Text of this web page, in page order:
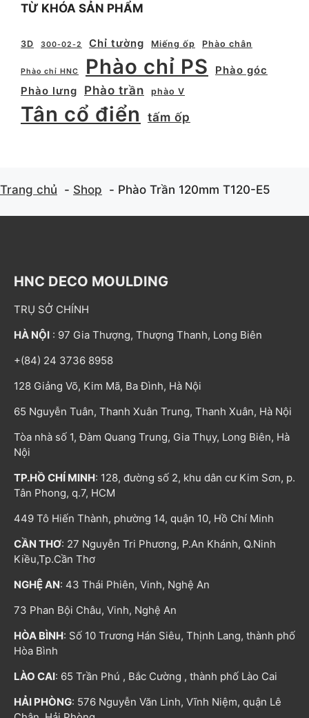
TỪ KHÓA SẢN PHẨM
3D 300-02-2 Chỉ tường Miếng ốp Phào chân
Phào chỉ HNC Phào chỉ PS
Phào góc
Phào lưng
Phào trần phào V
Tân cổ điển tấm ốp
Trang chủ Shop Phào Trần 120mm T120-E5
HNC DECO MOULDING
TRỤ SỞ CHÍNH
HÀ NỘI : 97 Gia Thượng, Thượng Thanh, Long Biên
+(84) 24 3736 8958
128 Giảng Võ, Kim Mã, Ba Đình, Hà Nội
65 Nguyễn Tuân, Thanh Xuân Trung, Thanh Xuân, Hà Nội
Tòa nhà số 1, Đàm Quang Trung, Gia Thụy, Long Biên, Hà
Nội
TP.HỒ CHÍ MINH: 128, đường số 2, khu dân cư Kim Sơn, p.
Tân Phong, q.7, HCM
449 Tô Hiến Thành, phường 14, quận 10, Hồ Chí Minh
CẦN THƠ: 27 Nguyễn Tri Phương, P.An Khánh, Q.Ninh
Kiều,Tp.Cần Thơ
NGHỆ AN: 43 Thái Phiên, Vinh, Nghệ An
73 Phan Bội Châu, Vinh, Nghệ An
HÒA BÌNH: Số 10 Trương Hán Siêu, Thịnh Lang, thành phố
Hòa Bình
LÀO CAI: 65 Trần Phú , Bắc Cường , thành phố Lào Cai
HẢI PHÒNG: 576 Nguyễn Văn Linh, Vĩnh Niệm, quận Lê